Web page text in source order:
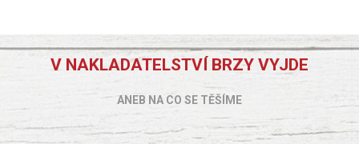
V NAKLADATELSTVÍ BRZY VYJDE
ANEB NA CO SE TĚŠÍME